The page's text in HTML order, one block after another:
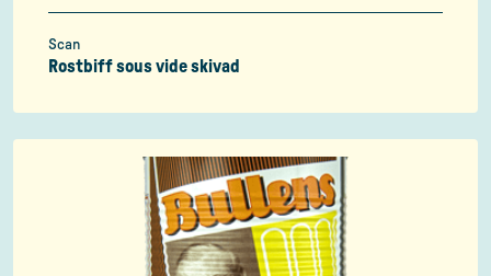
Scan
Rostbiff sous vide skivad